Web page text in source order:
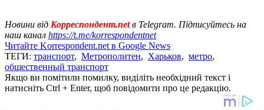
Новини від Корреспондент.netв Telegram. Підписуйтесь на
наш канал https://t.me/korrespondentnet
Читайте Korrespondent.net в Google News
ТЕГИ: транспорт, Метрополитен, Харьков, метро,
общественный транспорт
Якщо ви помітили помилку, виділіть необхідний текст і
натисніть Ctrl + Enter, щоб повідомити про це редакцію.